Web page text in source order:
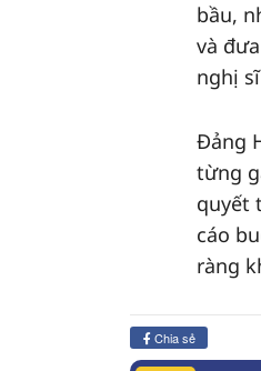
bầu,
và
nghị
Đảng
từng
quyết
cáo
ràng
Chia sẻ